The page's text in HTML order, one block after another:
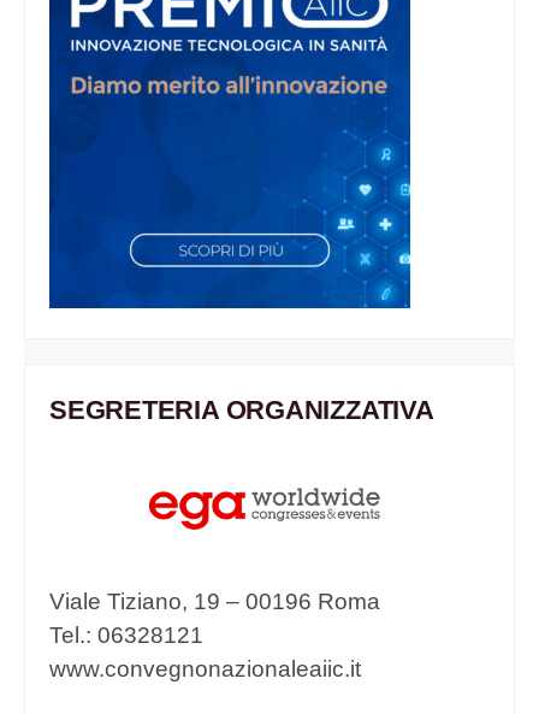
SEGRETERIA ORGANIZZATIVA
Viale Tiziano, 19 – 00196 Roma
Tel.: 06328121
www.convegnonazionaleaiic.it